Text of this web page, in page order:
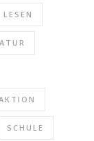
LESEN
SCHULE